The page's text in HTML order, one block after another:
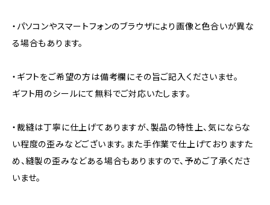
・パソコンやスマートフォンのブラウザにより画像と色合いが異な
る場合もあります。
・ギフトをご希望の方は備考欄にその旨ご記入くださいませ。
ギフト用のシールにて無料でご対応いたします。
・裁縫は丁寧に仕上げてありますが、製品の特性上、気にならな
い程度の歪みなどございます。また手作業で仕上げておりますた
め、縫製の歪みなどある場合もありますので、予めご了承くださ
いませ。